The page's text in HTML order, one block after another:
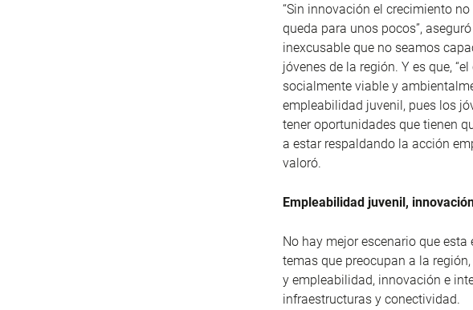
“Sin innovación el crecimiento
queda para unos pocos”,
inexcusable que no seamos
jóvenes de la región. Y es que,
socialmente viable y
empleabilidad juvenil, pues los
tener oportunidades que tienen
a estar respaldando la acción
valoró.
Empleabilidad juvenil,
No hay mejor escenario que
temas que preocupan a la
y empleabilidad, innovación e
infraestructuras y conectividad.